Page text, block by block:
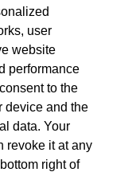
uns auf...
user
website
performance
to the
device and the
data. Your
revoke it at any
right of